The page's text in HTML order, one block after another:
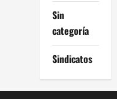
Sin
categoría
Sindicatos